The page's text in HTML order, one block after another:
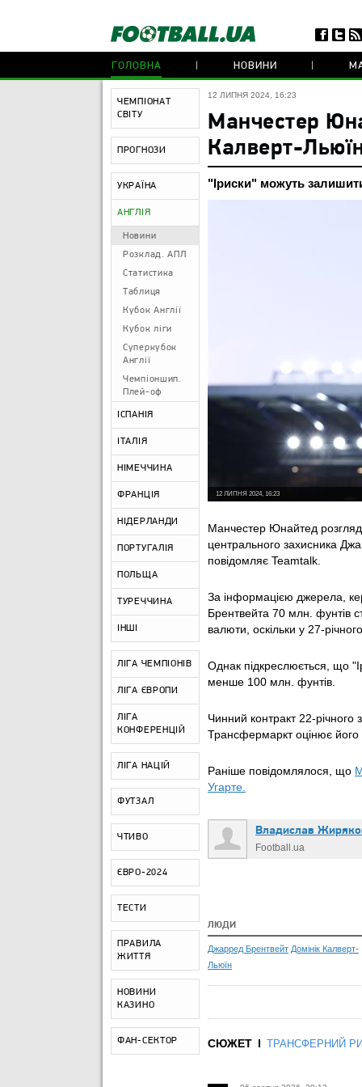
ГОЛОВНА НОВИНИ
ЧЕМПІОНАТ
СВІТУ
ПРОГНОЗИ
УКРАЇНА
АНГЛІЯ
Новини
Розклад. АПЛ
Статистика
Таблиця
Кубок Англії
Кубок ліги
Суперкубок
Англії
Чемпіоншип.
Плей-оф
ІСПАНІЯ
ІТАЛІЯ
НІМЕЧЧИНА
ФРАНЦІЯ
НІДЕРЛАНДИ
ПОРТУГАЛІЯ
ПОЛЬЩА
ТУРЕЧЧИНА
ІНШІ
ЛІГА ЧЕМПІОНІВ
ЛІГА ЄВРОПИ
ЛІГА
КОНФЕРЕНЦІЙ
ЛІГА НАЦІЙ
ФУТЗАЛ
ЧТИВО
ЄВРО-2024
ТЕСТИ
ПРАВИЛА
ЖИТТЯ
НОВИНИ
КАЗИНО
ФАН-СЕКТОР
12 ЛИПНЯ 2024, 16:23
Манчестер
Калверт-
"Іриски" можуть
12 ЛИПНЯ 2024, 16:23
Манчестер Юнайтед
центрального захисника
повідомляє Teamtalk.
За інформацією джерела,
Брентвейта 70 млн. фунтів
валюти, оскільки у 27-
Однак підкреслюється, що
менше 100 млн. фунтів.
Чинний контракт 22-
Трансфермаркт оцінює його
Раніше повідомлялося, що
Угарте.
Владислав
Football.ua
ЛЮДИ
Джарред Брентвейт Домінік Калверт-
Льюїн
СЮЖЕТ ТРАНСФЕРНИЙ